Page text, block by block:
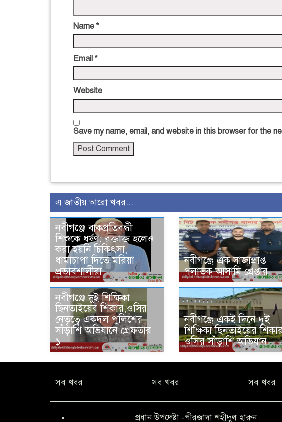
Name *
Email *
Website
Save my name, email, and website in this browser for the
এ জাতীয় আরো খবর...
নবীগঞ্জে বাকপ্রতিবন্ধী
শিশুকে ধর্ষণ: রক্তাক্ত হলেও
করা হয়নি চিকিৎসা,
ধামাচাপা দিতে মরিয়া
প্রভাবশালীরা
‎নবীগঞ্জে এক সাজাপ্রাপ্ত
পলাতক আসামি গ্রেপ্তার
নবীগঞ্জে দুই শিক্ষিকা
ছিনতাইয়ের শিকার,ওসির
নেতৃত্বে একদল পুলিশের
সাঁড়াশি অভিযানে গ্রেফতার
১
নবীগঞ্জে একই দিনে দুই
শিক্ষিকা ছিনতাইয়ের
ওসির সাঁড়াশি অভিযান
সব খবর সব খবর সব খবর
প্রধান উপদেষ্টা -পীরজাদা শহীদুল হারুন।